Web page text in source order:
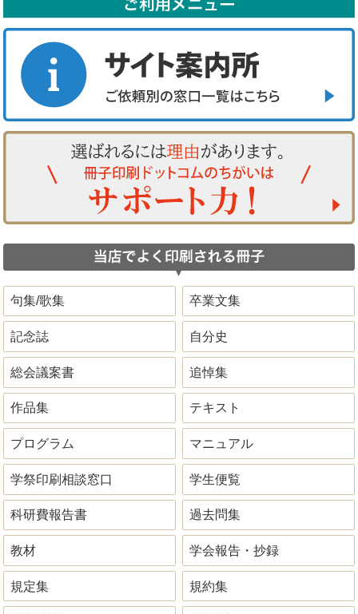
句集/歌集 卒業文集
記念誌 自分史
総会議案書 追悼集
作品集 テキスト
プログラム マニュアル
学祭印刷相談窓口 学生便覧
科研費報告書 過去問集
教材 学会報告・抄録
規定集 規約集